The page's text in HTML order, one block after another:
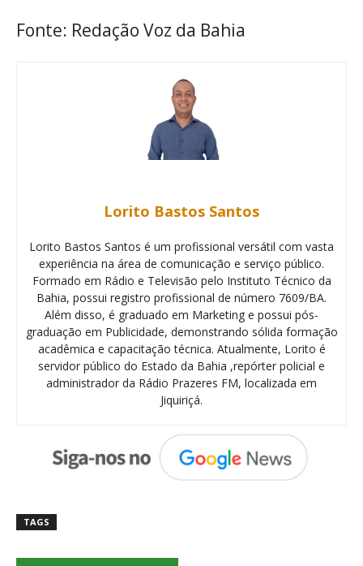
Fonte: Redação Voz da Bahia
Lorito Bastos Santos
Lorito Bastos Santos é um profissional versátil com vasta
experiência na área de comunicação e serviço público.
Formado em Rádio e Televisão pelo Instituto Técnico da
Bahia, possui registro profissional de número 7609/BA.
Além disso, é graduado em Marketing e possui pós-
graduação em Publicidade, demonstrando sólida formação
acadêmica e capacitação técnica. Atualmente, Lorito é
servidor público do Estado da Bahia ,repórter policial e
administrador da Rádio Prazeres FM, localizada em
Jiquiriçá.
TAGS